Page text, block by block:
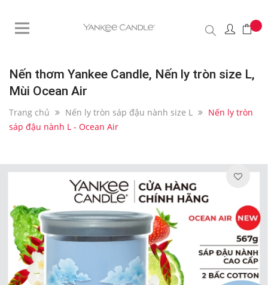
Nến thơm Yankee Candle, Nến ly tròn size L,
Mùi Ocean Air
Trang chủ Nến ly tròn sáp đậu nành size L
Nến ly tròn
sáp đậu nành L - Ocean Air